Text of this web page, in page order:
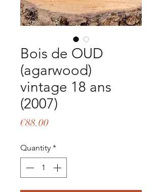
Bois de OUD
(agarwood)
vintage 18 ans
(2007)
€88.00Price
Quantity *